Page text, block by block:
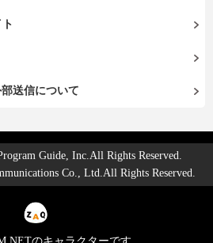
送信について
Guide, Inc.All Rights Reserved.
Co., Ltd.All Rights Reserved.